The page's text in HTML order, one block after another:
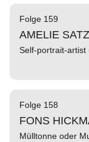
Folge 159
AMELIE
Self-portrait-artist
Folge 158
FONS
Mülltonne oder